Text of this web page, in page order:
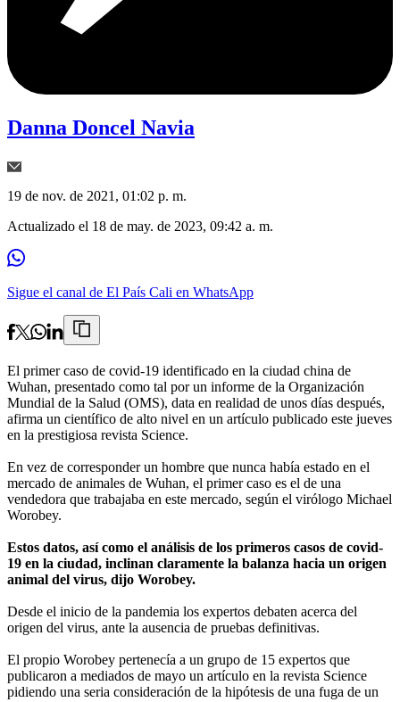
Danna Doncel Navia
19 de nov. de 2021, 01:02 p. m.
Actualizado el 18 de may. de 2023, 09:42 a. m.
Sigue el canal de El País Cali en WhatsApp
El primer caso de covid-19 identificado en la ciudad china de
Wuhan, presentado como tal por un informe de la Organización
Mundial de la Salud (OMS), data en realidad de unos días después,
afirma un científico de alto nivel en un artículo publicado este jueves
en la prestigiosa revista Science.
En vez de corresponder un hombre que nunca había estado en el
mercado de animales de Wuhan, el primer caso es el de una
vendedora que trabajaba en este mercado, según el virólogo Michael
Worobey.
Estos datos, así como el análisis de los primeros casos de covid-
19 en la ciudad, inclinan claramente la balanza hacia un origen
animal del virus, dijo Worobey.
Desde el inicio de la pandemia los expertos debaten acerca del
origen del virus, ante la ausencia de pruebas definitivas.
El propio Worobey pertenecía a un grupo de 15 expertos que
publicaron a mediados de mayo un artículo en la revista Science
pidiendo una seria consideración de la hipótesis de una fuga de un